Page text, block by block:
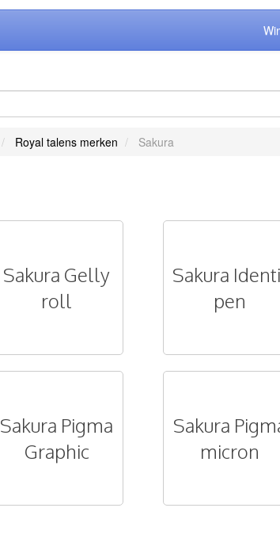
Royal talens merken Sakura
Sakura Gelly
roll
Sakura
pen
Sakura Pigma
Graphic
Sakura
micron